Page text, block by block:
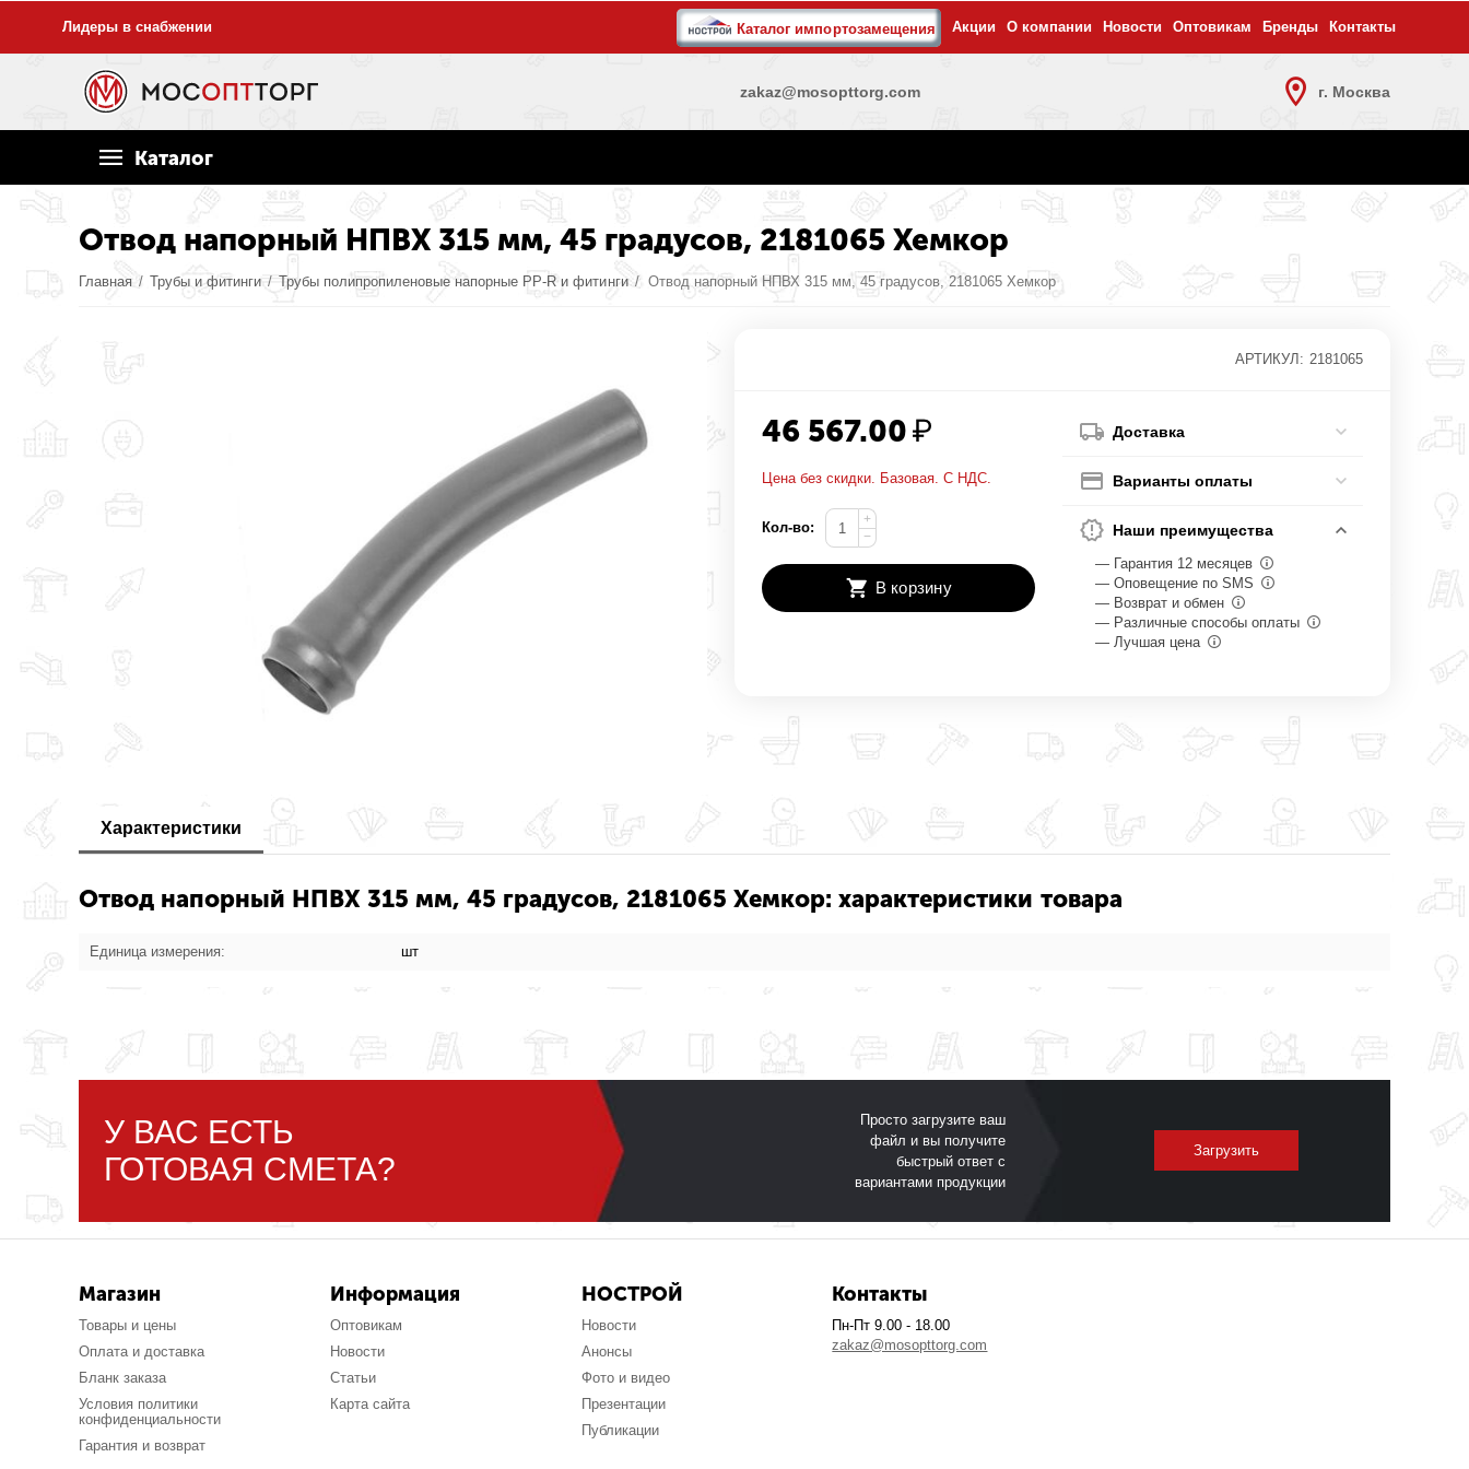
Лидеры в снабжении Каталог импортозамещения Акции О компании Новости Оптовикам Бренды Контакты
zakaz@mosopttorg.com г. Москва
Каталог
Отвод напорный НПВХ 315 мм, 45 градусов, 2181065 Хемкор
Главная / Трубы и фитинги / Трубы полипропиленовые напорные PP-R и фитинги / Отвод напорный НПВХ 315 мм, 45 градусов, 2181065 Хемкор
АРТИКУЛ: 2181065
46 567.00₽
Цена без скидки. Базовая. С НДС.
Кол-во:
+
−
В корзину
Доставка
Варианты оплаты
Наши преимущества
— Гарантия 12 месяцев
— Оповещение по SMS
— Возврат и обмен
— Различные способы оплаты
— Лучшая цена
Характеристики
Отвод напорный НПВХ 315 мм, 45 градусов, 2181065 Хемкор: характеристики товара
Единица измерения: шт
У ВАС ЕСТЬ
ГОТОВАЯ СМЕТА?
Просто загрузите ваш
файл и вы получите
быстрый ответ с
вариантами продукции
Загрузить
Магазин
Товары и цены
Оплата и доставка
Бланк заказа
Условия политики
конфиденциальности
Гарантия и возврат
Информация
Оптовикам
Новости
Статьи
Карта сайта
НОСТРОЙ
Новости
Анонсы
Фото и видео
Презентации
Публикации
Контакты
Пн-Пт 9.00 - 18.00
zakaz@mosopttorg.com